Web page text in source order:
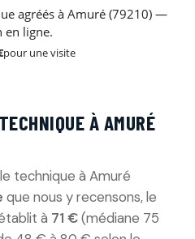
agréés à Amuré (79210) —
en ligne.
pour une visite
À AMURÉ
technique à Amuré
que nous y recensons, le
à 71 €(médiane 75